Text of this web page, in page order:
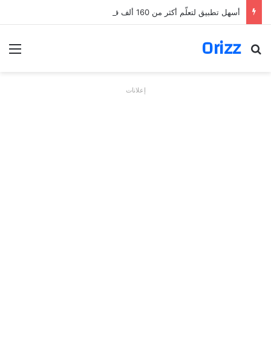
أسهل تطبيق لتعلّم أكثر من 160 ألف فعل بالألمانية
Orizz
بحث عن
إعلانات